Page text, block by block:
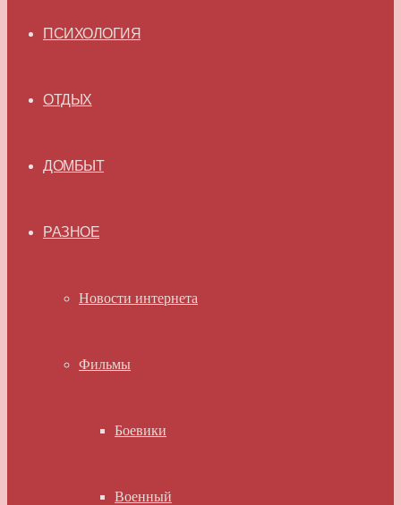
ПСИХОЛОГИЯ
ОТДЫХ
ДОМБЫТ
РАЗНОЕ
Новости интернета
Фильмы
Боевики
Военный